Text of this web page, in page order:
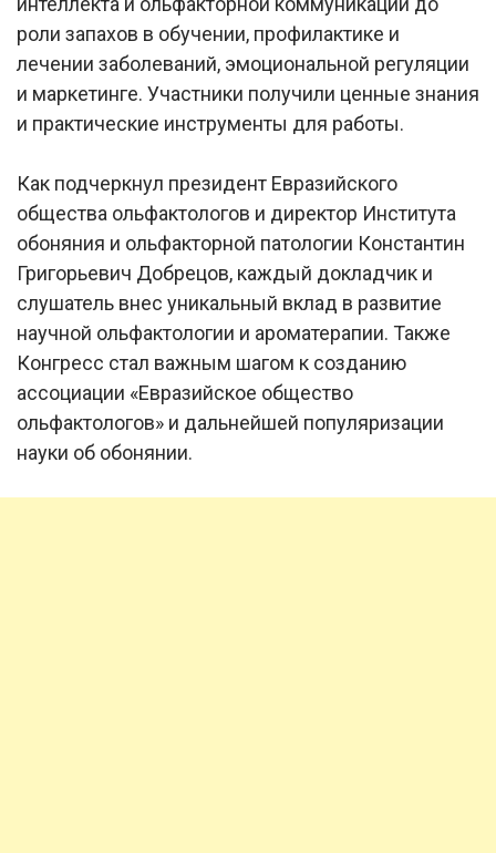
роли запахов в обучении, профилактике и
лечении заболеваний, эмоциональной регуляции
и маркетинге. Участники получили ценные знания
и практические инструменты для работы.
Как подчеркнул президент Евразийского
общества ольфактологов и директор Института
обоняния и ольфакторной патологии Константин
Григорьевич Добрецов, каждый докладчик и
слушатель внес уникальный вклад в развитие
научной ольфактологии и ароматерапии. Также
Конгресс стал важным шагом к созданию
ассоциации «Евразийское общество
ольфактологов» и дальнейшей популяризации
науки об обонянии.